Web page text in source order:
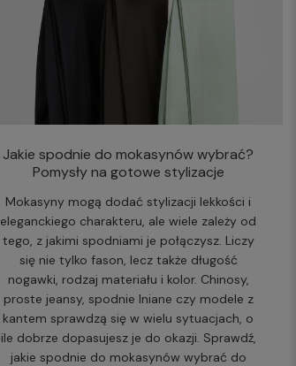
Jakie spodnie do mokasynów wybrać?
Pomysły na gotowe stylizacje
Mokasyny mogą dodać stylizacji lekkości i
eleganckiego charakteru, ale wiele zależy od
tego, z jakimi spodniami je połączysz. Liczy
się nie tylko fason, lecz także długość
nogawki, rodzaj materiału i kolor. Chinosy,
proste jeansy, spodnie lniane czy modele z
kantem sprawdzą się w wielu sytuacjach, o
ile dobrze dopasujesz je do okazji. Sprawdź,
jakie spodnie do mokasynów wybrać do